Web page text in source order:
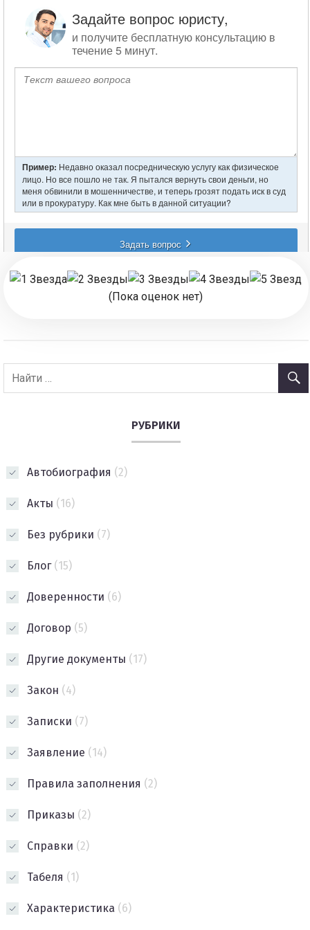
записям
(Пока оценок нет)
РУБРИКИ
Автобиография (2)
Акты (16)
Без рубрики (7)
Блог(15)
Доверенности (6)
Договор (5)
Другие документы (17)
Закон (4)
Записки (7)
Заявление (14)
Правила заполнения (2)
Приказы (2)
Справки (2)
Табеля (1)
Характеристика (6)